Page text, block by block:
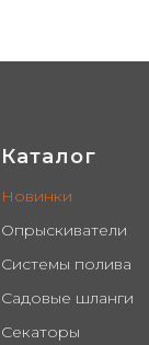
Каталог
Новинки
Опрыскиватели
Системы полива
Садовые шланги
Секаторы